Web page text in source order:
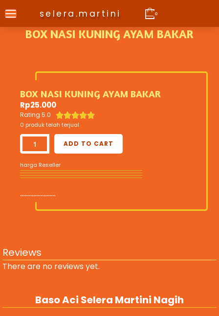
selera.martini 0
BOX NASI KUNING AYAM BAKAR
BOX NASI KUNING AYAM BAKAR
Rp25.000
Rating 5.0 
0 produk telah terjual
ADD TO CART
harga Reseller
........................
Reviews
There are no reviews yet.
Baso Aci Selera Martini Nagih